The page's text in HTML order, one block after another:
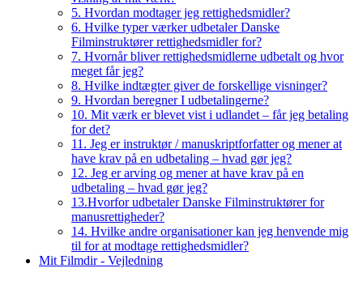
5. Hvordan modtager jeg rettighedsmidler?
6. Hvilke typer værker udbetaler Danske
Filminstruktører rettighedsmidler for?
7. Hvornår bliver rettighedsmidlerne udbetalt og hvor
meget får jeg?
8. Hvilke indtægter giver de forskellige visninger?
9. Hvordan beregner I udbetalingerne?
10. Mit værk er blevet vist i udlandet – får jeg betaling
for det?
11. Jeg er instruktør / manuskriptforfatter og mener at
have krav på en udbetaling – hvad gør jeg?
12. Jeg er arving og mener at have krav på en
udbetaling – hvad gør jeg?
13.Hvorfor udbetaler Danske Filminstruktører for
manusrettigheder?
14. Hvilke andre organisationer kan jeg henvende mig
til for at modtage rettighedsmidler?
Mit Filmdir - Vejledning